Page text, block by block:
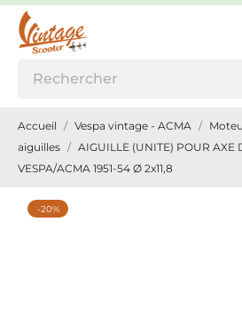
Accueil Vespa vintage - ACMA
aiguilles
AIGUILLE (UNITE) POUR AXE
VESPA/ACMA 1951-54 Ø 2x11,8
-20%